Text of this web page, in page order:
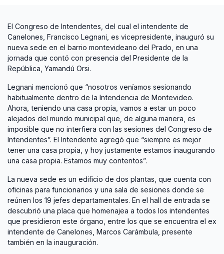
El Congreso de Intendentes, del cual el intendente de
Canelones, Francisco Legnani, es vicepresidente, inauguró su
nueva sede en el barrio montevideano del Prado, en una
jornada que contó con presencia del Presidente de la
República, Yamandú Orsi.
Legnani mencionó que “nosotros veníamos sesionando
habitualmente dentro de la Intendencia de Montevideo.
Ahora, teniendo una casa propia, vamos a estar un poco
alejados del mundo municipal que, de alguna manera, es
imposible que no interfiera con las sesiones del Congreso de
Intendentes”. El Intendente agregó que “siempre es mejor
tener una casa propia, y hoy justamente estamos inaugurando
una casa propia. Estamos muy contentos”.
La nueva sede es un edificio de dos plantas, que cuenta con
oficinas para funcionarios y una sala de sesiones donde se
reúnen los 19 jefes departamentales. En el hall de entrada se
descubrió una placa que homenajea a todos los intendentes
que presidieron este órgano, entre los que se encuentra el ex
intendente de Canelones, Marcos Carámbula, presente
también en la inauguración.